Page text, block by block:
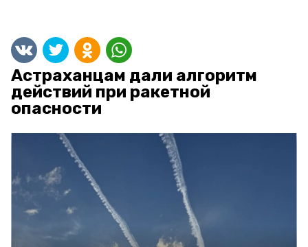
Астраханцам дали алгоритм
действий при ракетной
опасности